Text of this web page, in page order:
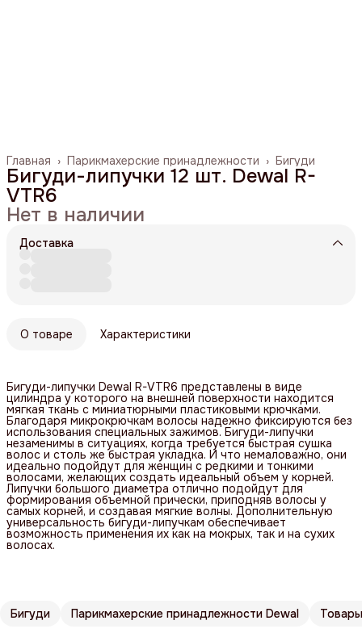
Бигуди
Парикмахерские принадлежности ›
Главная ›
Бигуди-липучки 12 шт. Dewal R-
VTR6
Нет в наличии
Доставка
О товаре Характеристики
Бигуди-липучки Dewal R-VTR6 представлены в виде
цилиндра у которого на внешней поверхности находится
мягкая ткань с миниатюрными пластиковыми крючками.
Благодаря микрокрючкам волосы надежно фиксируются без
использования специальных зажимов. Бигуди-липучки
незаменимы в ситуациях, когда требуется быстрая сушка
волос и столь же быстрая укладка. И что немаловажно, они
идеально подойдут для женщин с редкими и тонкими
волосами, желающих создать идеальный объем у корней.
Липучки большого диаметра отлично подойдут для
формирования объемной прически, приподняв волосы у
самых корней, и создавая мягкие волны. Дополнительную
универсальность бигуди-липучкам обеспечивает
возможность применения их как на мокрых, так и на сухих
волосах.
Бигуди Парикмахерские принадлежности Dewal